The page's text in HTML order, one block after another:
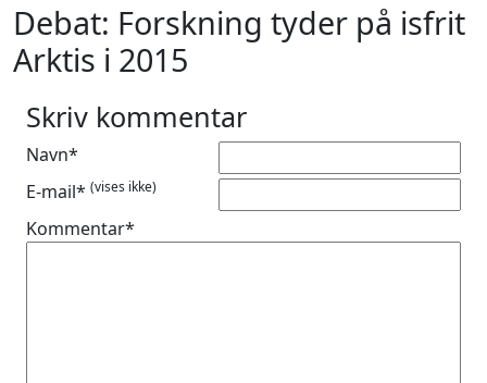
Debat: Forskning tyder på isfrit
Arktis i 2015
Skriv kommentar
Navn*
E-mail* (vises ikke)
Kommentar*